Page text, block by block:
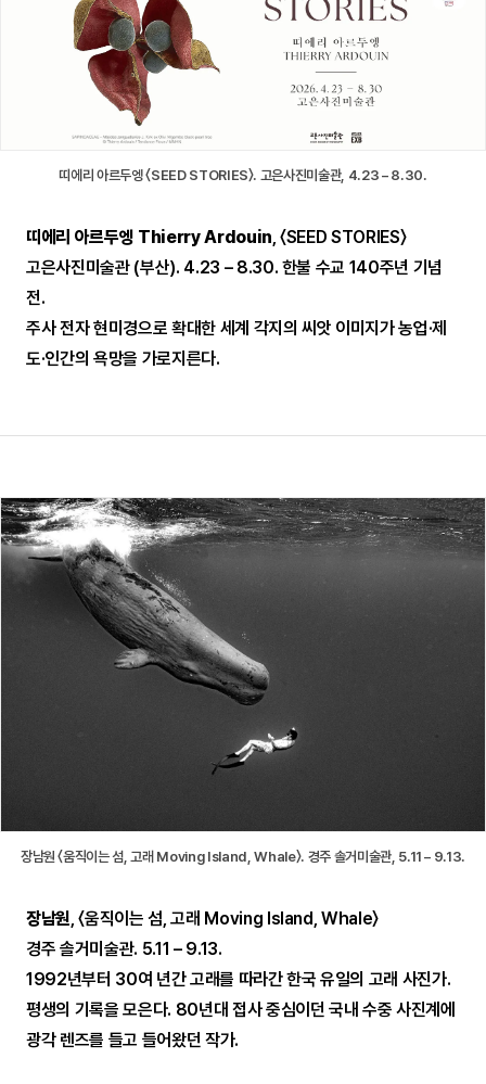
띠에리 아르두엥 〈SEED STORIES〉. 고은사진미술관, 4.23 – 8.30.
띠에리 아르두엥 Thierry Ardouin, 〈SEED STORIES〉
고은사진미술관 (부산). 4.23 – 8.30. 한불 수교 140주년 기념
전.
주사 전자 현미경으로 확대한 세계 각지의 씨앗 이미지가 농업·제
도·인간의 욕망을 가로지른다.
장남원 〈움직이는 섬, 고래 Moving Island, Whale〉. 경주 솔거미술관, 5.11 – 9.13.
장남원 , 〈움직이는 섬, 고래 Moving Island, Whale〉
경주 솔거미술관. 5.11 – 9.13.
1992년부터 30여 년간 고래를 따라간 한국 유일의 고래 사진가.
평생의 기록을 모은다. 80년대 접사 중심이던 국내 수중 사진계에
광각 렌즈를 들고 들어왔던 작가.